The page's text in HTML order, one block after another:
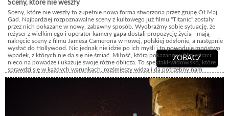
Sceny, które nie weszły
Sceny, które nie weszły to zupełnie nowa forma stworzona przez grupę Oł Maj
Gad. Najbardziej rozpoznawalne sceny z kultowego już filmu "Titanic" zostały
przez nich pokazane w nowy, zabawny sposób. Wyobraźmy sobie sytuację, że
reżyser z wielkim ego i operator kamery gapa dostali propozycję życia - mają
nakręcić sceny z filmu Jamesa Camerona w nowej, polskiej odsłonie, a następnie
wysłać do Hollywood. Nic jednak nie idzie po ich myśli i to powoduje mnóstwo
wpadek, z których nie da się nie śmiać. Miłość, którą pokazano w filmie traci
nieco na powadze i ukazuje swoje różne oblicza. To spektakl-widowisko, które
sprawdzi się w każdych warunkach, rozśmieszy widza i da potrzebny nam
wszystkim oddech
ZOBACZ